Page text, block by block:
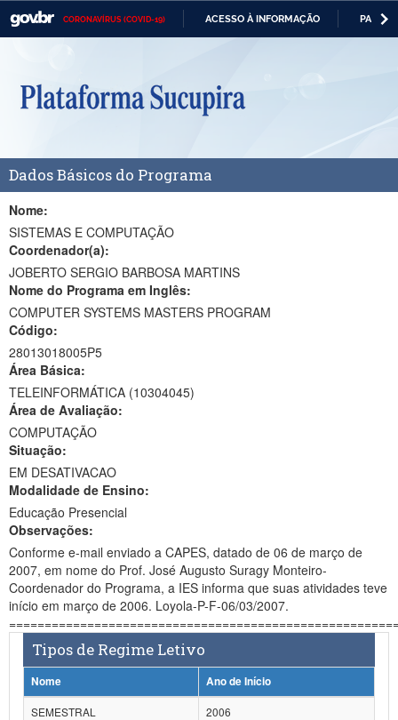
CORONAVÍRUS (COVID-19) ACESSO À INFORMAÇÃO
Casa Civil
Ministério da Defesa
Ministério da Economia
Ministério da Infraestrutura
Ministério da Agricultura, Pecuária e Abastecimento
Ministério da Educação
Ministério da Cidadania
Ministério da Saúde
Ministério de Minas e Energia
Ministério da Ciência, Tecnologia, Inovações e Comunicações
Ministério do Meio Ambiente
Ministério do Turismo
Ministério do Desenvolvimento Regional
Ministério da Mulher, da Família e dos Direitos Humanos
Secretaria-Geral
Secretaria de Governo
Dados Básicos do Programa
Nome:
SISTEMAS E COMPUTAÇÃO
Coordenador(a):
JOBERTO SERGIO BARBOSA MARTINS
Nome do Programa em Inglês:
COMPUTER SYSTEMS MASTERS PROGRAM
Código:
28013018005P5
Área Básica:
TELEINFORMÁTICA (10304045)
Área de Avaliação:
COMPUTAÇÃO
Situação:
EM DESATIVACAO
Modalidade de Ensino:
Educação Presencial
Observações:
Conforme e-mail enviado a CAPES, datado de 06 de março de
2007, em nome do Prof. José Augusto Suragy Monteiro-
Coordenador do Programa, a IES informa que suas atividades teve
início em março de 2006. Loyola-P-F-06/03/2007.
Tipos de Regime Letivo
Nome
Ano de Início
SEMESTRAL
2006